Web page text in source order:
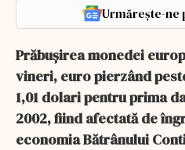
Urmărește-ne
Prăbușirea monedei
vineri, euro pierzând
1,01 dolari pentru prima
2002, fiind afectată de
economia Bătrânului